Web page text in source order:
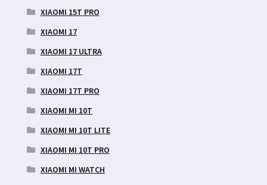
XIAOMI 15T PRO
XIAOMI 17
XIAOMI 17 ULTRA
XIAOMI 17T
XIAOMI 17T PRO
XIAOMI MI 10T
XIAOMI MI 10T LITE
XIAOMI MI 10T PRO
XIAOMI MI WATCH